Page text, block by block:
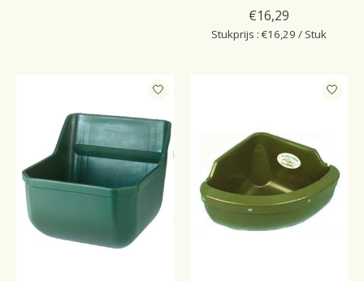
€16,29
Stukprijs : €16,29 / Stuk